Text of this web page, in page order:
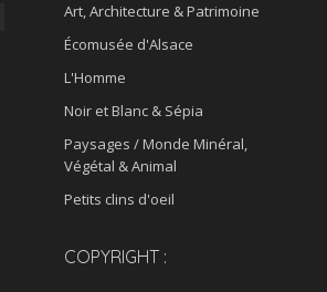
Art, Architecture & Patrimoine
Écomusée d'Alsace
L'Homme
Noir et Blanc & Sépia
Paysages / Monde Minéral,
Végétal & Animal
Petits clins d'oeil
COPYRIGHT :